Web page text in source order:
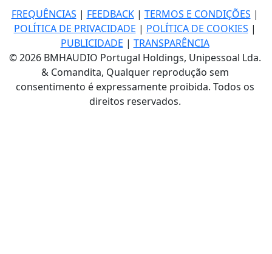
FREQUÊNCIAS | FEEDBACK| TERMOS E CONDIÇÕES |
POLÍTICA DE PRIVACIDADE | POLÍTICA DE COOKIES |
PUBLICIDADE | TRANSPARÊNCIA
© 2026 BMHAUDIO Portugal Holdings, Unipessoal Lda.
& Comandita, Qualquer reprodução sem
consentimento é expressamente proibida. Todos os
direitos reservados.